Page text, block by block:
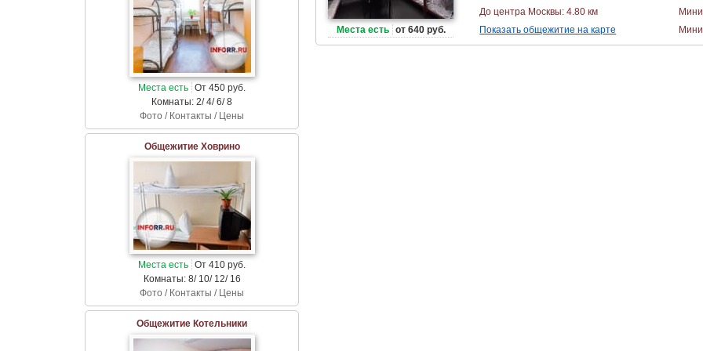
Места есть От 450 руб.
Комнаты: 2/ 4/ 6/ 8
Фото / Контакты / Цены
Общежитие Ховрино
Места есть От 410 руб.
Комнаты: 8/ 10/ 12/ 16
Фото / Контакты / Цены
Общежитие Котельники
Места есть от 640 руб.
До центра Москвы: 4.80 км
Показать общежитие на карте